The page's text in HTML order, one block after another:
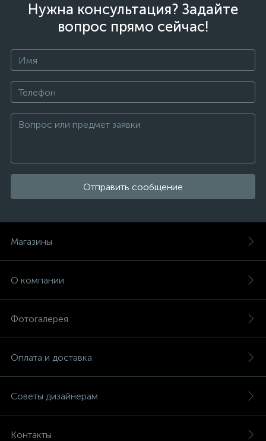
Нужна консультация? Задайте
вопрос прямо сейчас!
Отправить сообщение
Магазины
О компании
Фотогалерея
Оплата и доставка
Советы дизайнерам
Контакты